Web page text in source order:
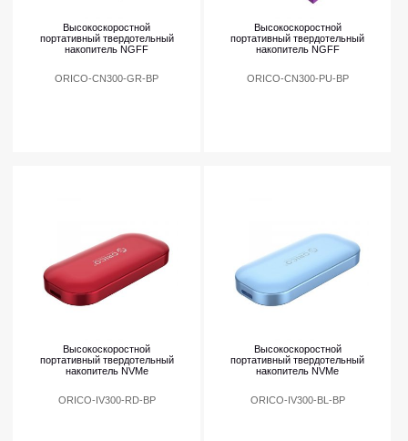
Высокоскоростной
портативный твердотельный
накопитель NGFF
ORICO-CN300-GR-BP
Высокоскоростной
портативный твердотельный
накопитель NGFF
ORICO-CN300-PU-BP
Высокоскоростной
портативный твердотельный
накопитель NVMe
ORICO-IV300-RD-BP
Высокоскоростной
портативный твердотельный
накопитель NVMe
ORICO-IV300-BL-BP